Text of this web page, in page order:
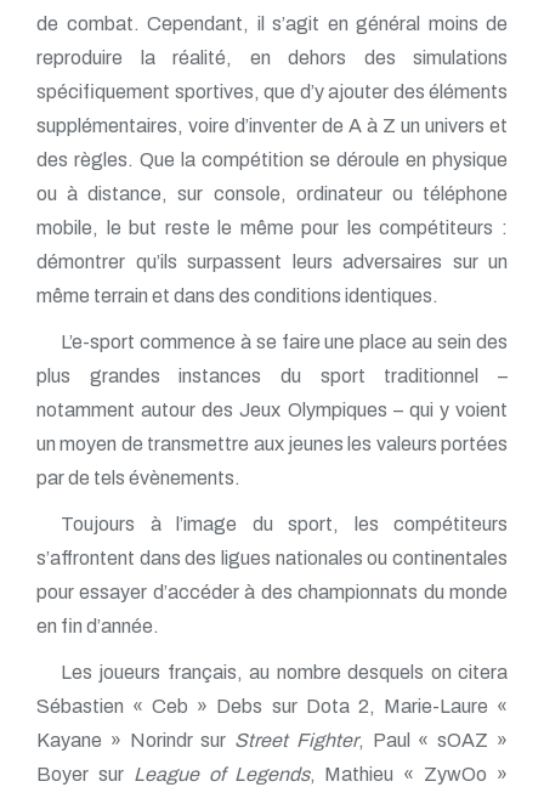
de combat. Cependant, il s’agit en général moins de
reproduire la réalité, en dehors des simulations
spécifiquement sportives, que d’y ajouter des éléments
supplémentaires, voire d’inventer de A à Z un univers et
des règles. Que la compétition se déroule en physique
ou à distance, sur console, ordinateur ou téléphone
mobile, le but reste le même pour les compétiteurs :
démontrer qu’ils surpassent leurs adversaires sur un
même terrain et dans des conditions identiques.
L’e-sport commence à se faire une place au sein des
plus grandes instances du sport traditionnel –
notamment autour des Jeux Olympiques – qui y voient
un moyen de transmettre aux jeunes les valeurs portées
par de tels évènements.
Toujours à l’image du sport, les compétiteurs
s’affrontent dans des ligues nationales ou continentales
pour essayer d’accéder à des championnats du monde
en fin d’année.
Les joueurs français, au nombre desquels on citera
Sébastien « Ceb » Debs sur Dota 2, Marie-Laure «
Kayane » Norindr sur Street Fighter, Paul « sOAZ »
Boyer sur League of Legends, Mathieu « ZywOo »